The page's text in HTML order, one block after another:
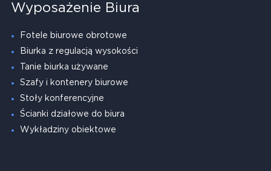
Wyposażenie Biura
Fotele biurowe obrotowe
Biurka z regulacją wysokości
Tanie biurka używane
Szafy i kontenery biurowe
Stoły konferencyjne
Ścianki działowe do biura
Wykładziny obiektowe